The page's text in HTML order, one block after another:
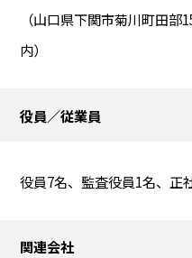
（山口県下関市菊川町田部
内）
役員／従業員
役員7名、監査役員1名、正
関連会社